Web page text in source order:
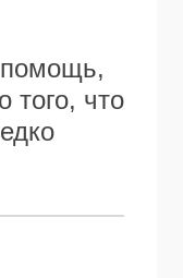
помощь,
того, что